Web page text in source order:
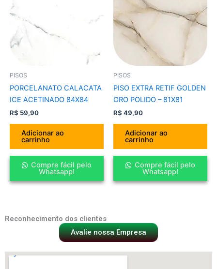
PISOS
PORCELANATO CALACATA
ICE ACETINADO 84X84
R$ 59,90
Adicionar ao
carrinho
Compre fácil pelo
Whatsapp!
PISOS
PISO EXTRA RETIF GOLDEN
ORO POLIDO – 81X81
R$ 49,90
Adicionar ao
carrinho
Compre fácil pelo
Whatsapp!
Reconhecimento dos clientes
Avalie nossa Empresa